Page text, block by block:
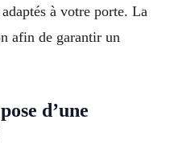
à votre porte. La
afin de garantir un
d’une